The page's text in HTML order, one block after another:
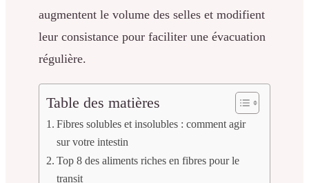
augmentent le volume des selles et modifient
leur consistance pour faciliter une évacuation
régulière.
Table des matières
Fibres solubles et insolubles : comment agir
sur votre intestin
Top 8 des aliments riches en fibres pour le
transit